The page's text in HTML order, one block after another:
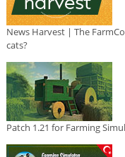
News Harvest | The
cats?
Patch 1.21 for Farming